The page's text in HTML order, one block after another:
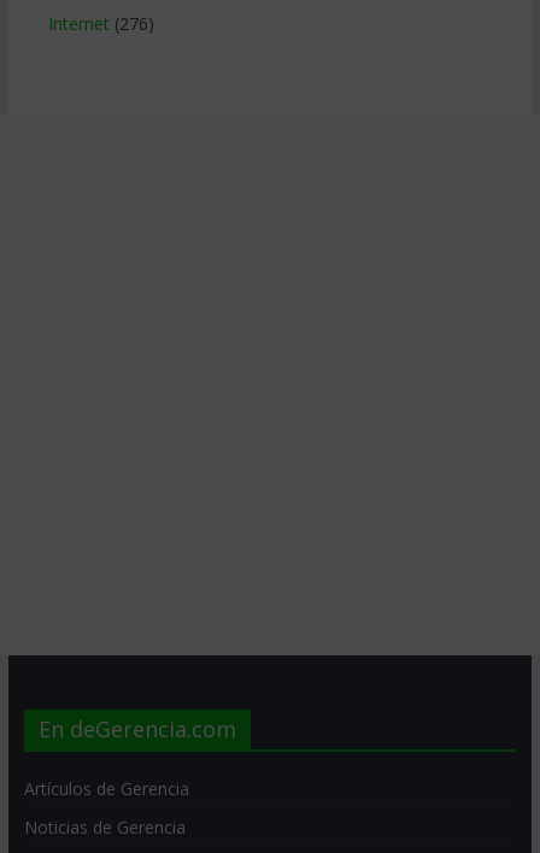
Internet (276)
En deGerencia.com
Artículos de Gerencia
Noticias de Gerencia